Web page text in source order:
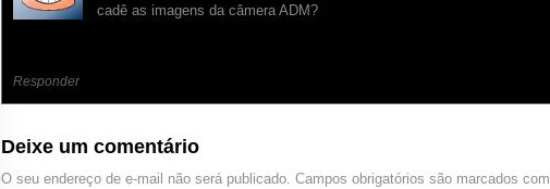
cadê as imagens da câmera ADM?
Responder
Deixe um comentário
O seu endereço de e-mail não será publicado. Campos obrigatórios são marcados com